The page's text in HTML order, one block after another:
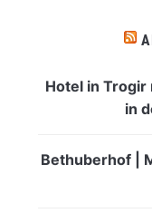
Hotel in Trogir
in
Bethuberhof |